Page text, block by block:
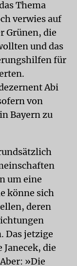
Thema
verwies auf
Grünen, die
und das
für
Abi
von
Bayern zu
um eine
könne sich
deren
Das jetzige
die
»Die